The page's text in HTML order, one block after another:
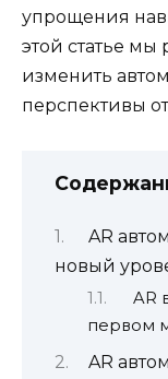
упрощения
этой статье мы
изменить
перспективы
AR
новый
AR
первом
AR